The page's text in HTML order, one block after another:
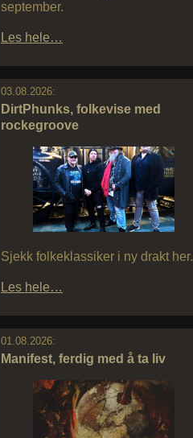
september.
Les hele…
03.08.2026:
DirtPhunks, folkevise med
rockegroove
Sjekk folkeklassiker i ny drakt her.
Les hele…
01.08.2026:
Manifest, ferdig med å ta liv